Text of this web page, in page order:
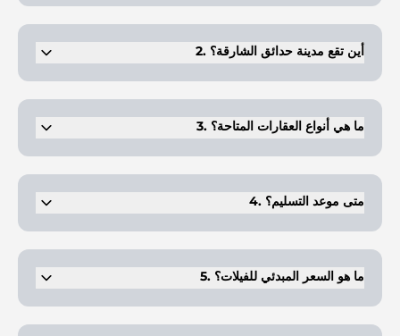
به في مجال العقارات.
2. أين تقع مدينة حدائق الشارقة؟
ودبي.
3. ما هي أنواع العقارات المتاحة؟
تبحث عن مساحة وفخامة.
4. متى موعد التسليم؟
5. ما هو السعر المبدئي للفيلات؟
إماراتي للوحدات المكونة من 3 غرف نوم.